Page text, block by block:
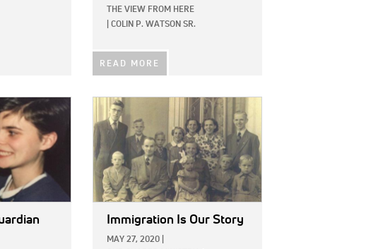
THE VIEW FROM HERE
COLIN P. WATSON SR.
READ MORE
IMAGE:
Immigration Is Our Story
MAY 27, 2020